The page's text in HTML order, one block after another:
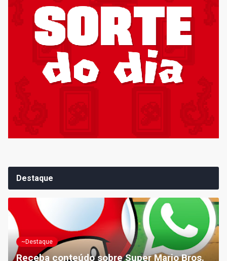
Destaque
~Destaque
Receba conteúdo sobre Super Mario Bros.